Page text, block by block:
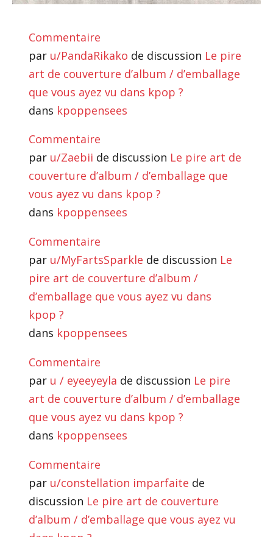
Commentaire
par u/PandaRikako de discussion Le pire
art de couverture d’album / d’emballage
que vous ayez vu dans kpop ?
dans kpoppensees
Commentaire
par u/Zaebii de discussion Le pire art de
couverture d’album / d’emballage que
vous ayez vu dans kpop ?
dans kpoppensees
Commentaire
par u/MyFartsSparkle de discussion Le
pire art de couverture d’album /
d’emballage que vous ayez vu dans
kpop ?
dans kpoppensees
Commentaire
par u / eyeeyeyla de discussion Le pire
art de couverture d’album / d’emballage
que vous ayez vu dans kpop ?
dans kpoppensees
Commentaire
par u/constellation imparfaite de
discussion Le pire art de couverture
d’album / d’emballage que vous ayez vu